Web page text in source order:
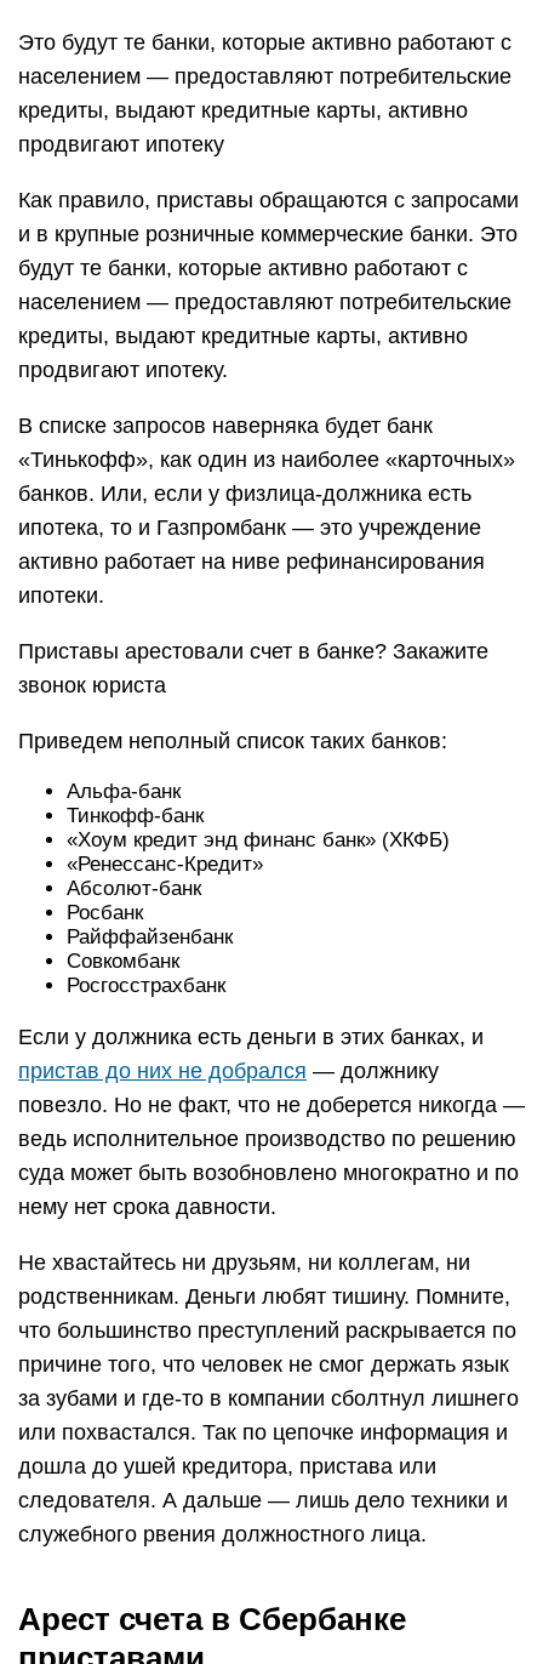
Это будут те банки, которые активно работают с
населением — предоставляют потребительские
кредиты, выдают кредитные карты, активно
продвигают ипотеку
Как правило, приставы обращаются с запросами
и в крупные розничные коммерческие банки. Это
будут те банки, которые активно работают с
населением — предоставляют потребительские
кредиты, выдают кредитные карты, активно
продвигают ипотеку.
В списке запросов наверняка будет банк
«Тинькофф», как один из наиболее «карточных»
банков. Или, если у физлица-должника есть
ипотека, то и Газпромбанк — это учреждение
активно работает на ниве рефинансирования
ипотеки.
Приставы арестовали счет в банке? Закажите
звонок юриста
Приведем неполный список таких банков:
Альфа-банк
Тинкофф-банк
«Хоум кредит энд финанс банк» (ХКФБ)
«Ренессанс-Кредит»
Абсолют-банк
Росбанк
Райффайзенбанк
Совкомбанк
Росгосстрахбанк
Если у должника есть деньги в этих банках, и
пристав до них не добрался — должнику
повезло. Но не факт, что не доберется никогда —
ведь исполнительное производство по решению
суда может быть возобновлено многократно и по
нему нет срока давности.
Не хвастайтесь ни друзьям, ни коллегам, ни
родственникам. Деньги любят тишину. Помните,
что большинство преступлений раскрывается по
причине того, что человек не смог держать язык
за зубами и где-то в компании сболтнул лишнего
или похвастался. Так по цепочке информация и
дошла до ушей кредитора, пристава или
следователя. А дальше — лишь дело техники и
служебного рвения должностного лица.
Арест счета в Сбербанке